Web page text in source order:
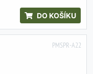
DO KOŠÍKU
PMSPR-A22